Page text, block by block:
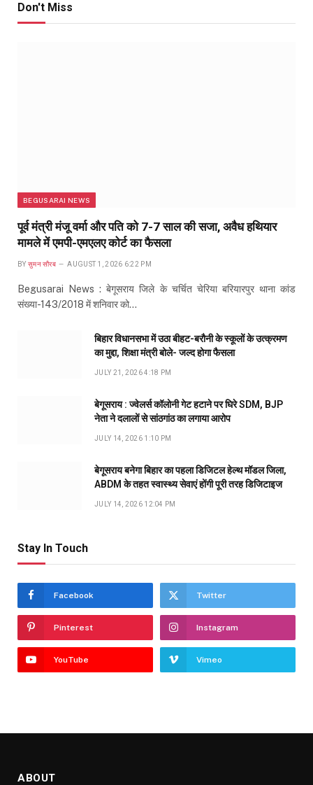
Don't Miss
BEGUSARAI NEWS
पूर्व मंत्री मंजू वर्मा और पति को 7-7 साल की सजा, अवैध हथियार
मामले में एमपी-एमएलए कोर्ट का फैसला
BY सुमन सौरब AUGUST 1, 2026 6:22 PM
Begusarai News : बेगूसराय जिले के चर्चित चेरिया बरियारपुर थाना कांड
संख्या-143/2018 में शनिवार को…
बिहार विधानसभा में उठा बीहट-बरौनी के स्कूलों के उत्क्रमण
का मुद्दा, शिक्षा मंत्री बोले- जल्द होगा फैसला
JULY 21, 2026 4:18 PM
बेगूसराय : ज्वेलर्स कॉलोनी गेट हटाने पर घिरे SDM, BJP
नेता ने दलालों से सांठगांठ का लगाया आरोप
JULY 14, 2026 1:10 PM
बेगूसराय बनेगा बिहार का पहला डिजिटल हेल्थ मॉडल जिला,
ABDM के तहत स्वास्थ्य सेवाएं होंगी पूरी तरह डिजिटाइज
JULY 14, 2026 12:04 PM
Stay In Touch
Facebook Twitter
Pinterest Instagram
YouTube Vimeo
ABOUT